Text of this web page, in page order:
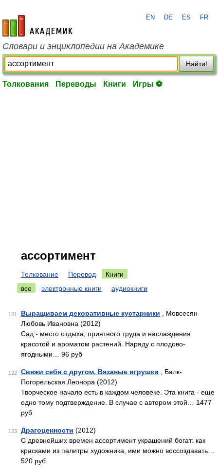
academic.ru
EN DE ES FR
Словари и энциклопедии на Академике
Найти!
Толкования Переводы Книги Игры ⚽
ассортимент
Толкование Перевод
Книги
все
электронные книги аудиокниги
121 Выращиваем декоративные кустарники , Мовсесян
Любовь Ивановна (2012)
Сад - место отдыха, приятного труда и наслаждения
красотой и ароматом растений. Наряду с плодово-
ягодными… 96 руб
122 Свяжи себя с другом. Вязаные игрушки , Балк-
Погорельская Леонора (2012)
Творческое начало есть в каждом человеке. Эта книга - еще
одно тому подтверждение. В случае с автором этой… 1477
руб
123 Драгоценности (2012)
С древнейших времен ассортимент украшений богат: как
красками из палитры художника, ими можно воссоздавать…
520 руб